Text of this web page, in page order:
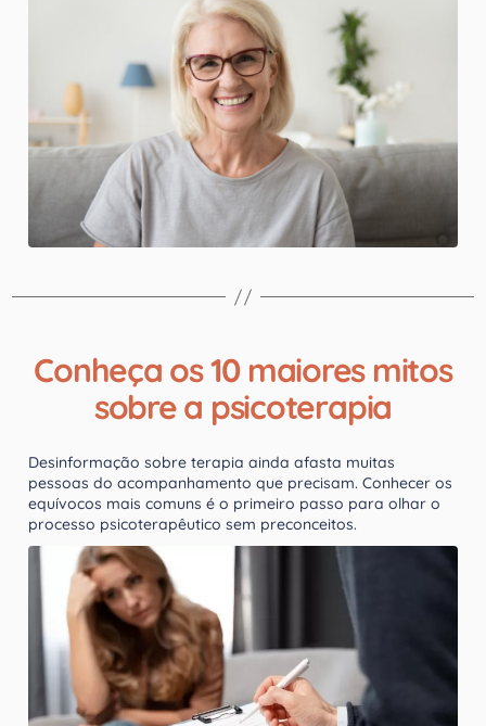
Conheça os 10 maiores mitos
sobre a psicoterapia
Desinformação sobre terapia ainda afasta muitas
pessoas do acompanhamento que precisam. Conhecer os
equívocos mais comuns é o primeiro passo para olhar o
processo psicoterapêutico sem preconceitos.